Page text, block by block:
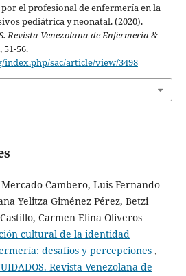
el profesional de enfermería en la
pediátrica y neonatal. (2020).
Revista Venezolana de Enfermeria &
51-56.
sac/article/view/3498
Cambero, Luis Fernando
Yelitza Giménez Pérez, Betzi
Carmen Elina Oliveros
cultural de la identidad
desafíos y percepciones ,
Revista Venezolana de